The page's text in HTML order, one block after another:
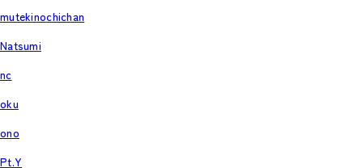
mutekinochichan
Natsumi
nc
oku
ono
Pt.Y